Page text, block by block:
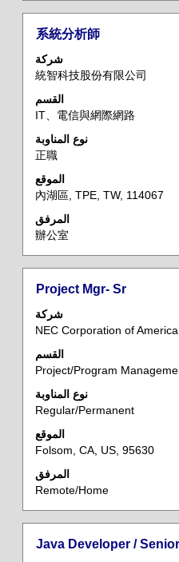
المسمى
系統分析師
شركة
統智科技股份有限公司
القسم
IT、電信與網際網路
نوع المناوبة
正職
الموقع
內湖區, TPE, TW, 114067
المرفق
辦公室
حدد
مفتاح
لعرض
محتويات
معلومات
الوظيفة
المسمى
Project Mgr- Sr
شركة
NEC Corporation of America
القسم
Project/Program
نوع المناوبة
Regular/Permanent
الموقع
Folsom, CA, US, 95630
المرفق
Remote/Home
حدد
مفتاح
لعرض
محتويات
معلومات
الوظيفة
المسمى
Java Developer /
حدد